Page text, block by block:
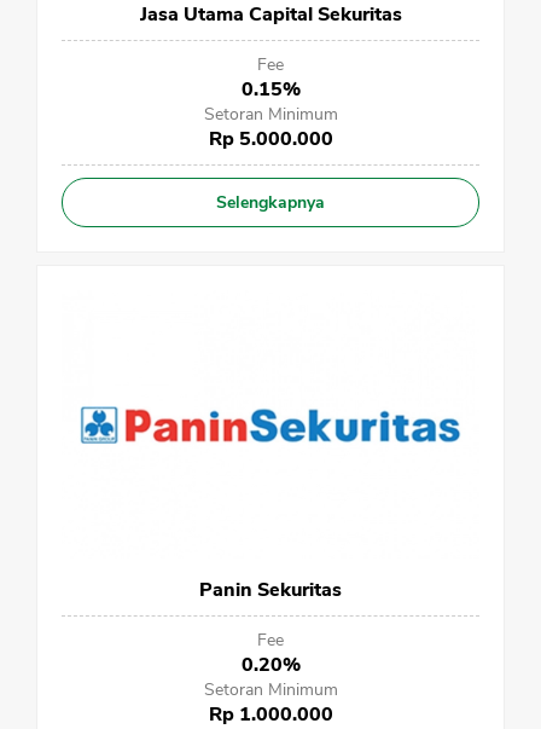
Jasa Utama Capital Sekuritas
Fee
0.15%
Setoran Minimum
Rp 5.000.000
Selengkapnya
Panin Sekuritas
Fee
0.20%
Setoran Minimum
Rp 1.000.000
OK
CANCEL